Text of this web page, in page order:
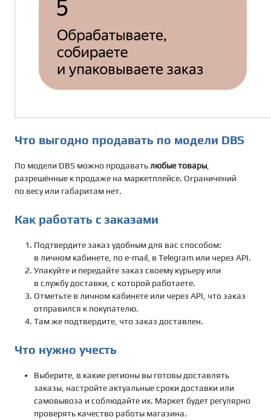
Что выгодно продавать по модели DBS
По модели DBS можно продаватьлюбые товары
разрешённые к продаже на маркетплейсе. Ограничений
по весу или габаритам нет.
Как работать с заказами
Подтвердите заказ удобным для вас способом:
в личном кабинете, по e-mail, в Telegram или через API.
Упакуйте и передайте заказ своему курьеру или
в службу доставки, с которой работаете.
Отметьте в личном кабинете или через API, что заказ
отправился к покупателю.
Там же подтвердите, что заказ доставлен.
Что нужно учесть
Выберите, в какие регионы вы готовы доставлять
заказы, настройте актуальные сроки доставки или
самовывоза и соблюдайте их. Маркет будет регулярно
проверять качество работы магазина.